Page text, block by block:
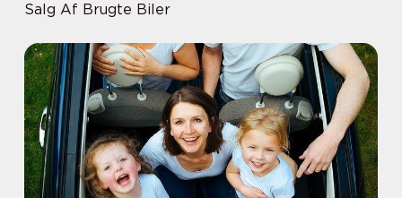
Salg Af Brugte Biler